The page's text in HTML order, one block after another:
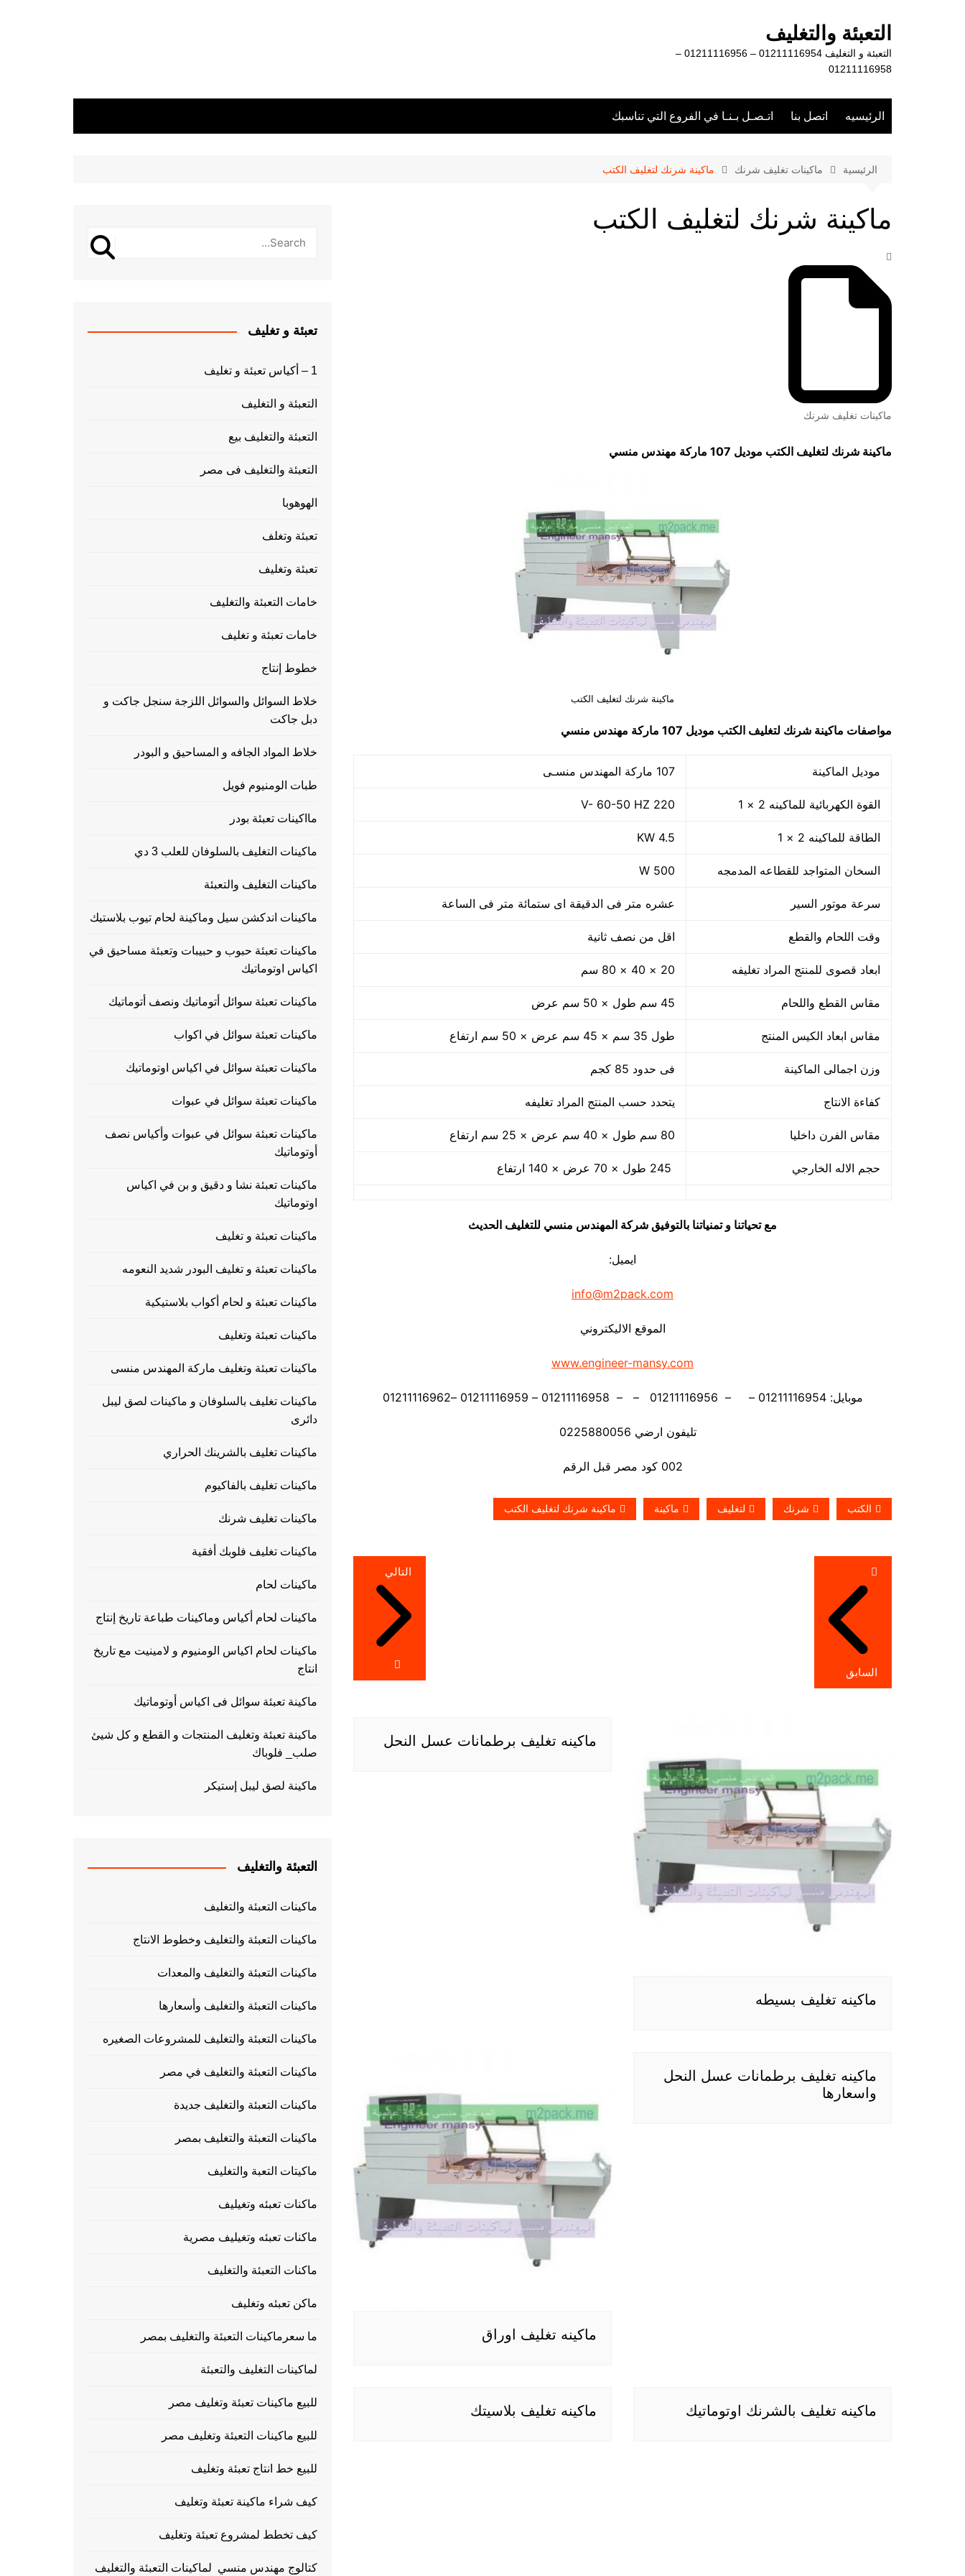
التعبئة والتغليف
التعبئة و التغليف 01211116954 – 01211116956 –
01211116958
الرئيسيه اتصل بنا اتـصـل بـنـا في الفروع التي تناسبك
الرئيسية ماكينات تغليف شرنك ماكينة شرنك لتغليف الكتب
ماكينة شرنك لتغليف الكتب
ماكينات تغليف شرنك
ماكينة شرنك لتغليف الكتب موديل 107 ماركة مهندس منسي
ماكينة شرنك لتغليف الكتب
مواصفات ماكينة شرنك لتغليف الكتب موديل 107 ماركة مهندس منسي
موديل الماكينة 107 ماركة المهندس منسـى
القوة الكهربائية للماكينه 2 × 1 220 V- 60-50 HZ
الطاقة للماكينه 2 × 1 4.5 KW
السخان المتواجد للقطاعه المدمجه 500 W
سرعة موتور السير عشره متر فى الدقيقة اى ستمائة متر فى الساعة
وقت اللحام والقطع اقل من نصف ثانية
ابعاد قصوى للمنتج المراد تغليفه 20 × 40 × 80 سم
مقاس القطع واللحام 45 سم طول × 50 سم عرض
مقاس ابعاد الكيس المنتج طول 35 سم × 45 سم عرض × 50 سم ارتفاع
وزن اجمالى الماكينة فى حدود 85 كجم
كفاءة الانتاج يتحدد حسب المنتج المراد تغليفه
مقاس الفرن داخليا 80 سم طول × 40 سم عرض × 25 سم ارتفاع
حجم الاله الخارجي
مع تحياتنا و تمنياتنا بالتوفيق شركة المهندس منسي للتغليف الحديث
ايميل:
info@m2pack.com
الموقع الاليكتروني
www.engineer-mansy.com
موبايل: 01211116954 – – 01211116956 – – 01211116958 – 01211116959 –01211116962
تليفون ارضي 0225880056
002 كود مصر قبل الرقم
الكتب شرنك لتغليف ماكينة ماكينة شرنك لتغليف الكتب
تصفّح
المقالات
السابق
التالي
ماكينه تغليف بسيطه
ماكينه تغليف برطمانات عسل النحل
ماكينه تغليف برطمانات عسل النحل
واسعارها
ماكينه تغليف اوراق
ماكينه تغليف بالشرنك اوتوماتيك ماكينه تغليف بلاسيتك
تعبئة و تغليف
1 – أكياس تعبئة و تغليف
التعبئة و التغليف
التعبئة والتغليف بيع
التعبئة والتغليف فى مصر
الهوهوبا
تعبئة وتغلف
تعبئة وتغليف
خامات التعبئة والتغليف
خامات تعبئة و تغليف
خطوط إنتاج
خلاط السوائل والسوائل اللزجة سنجل جاكت و
دبل جاكت
خلاط المواد الجافه و المساحيق و البودر
طبات الومنيوم فويل
مااكينات تعبئة بودر
ماكينات التغليف بالسلوفان للعلب 3 دي
ماكينات التغليف والتعبئة
ماكينات اندكشن سيل وماكينة لحام تيوب بلاستيك
ماكينات تعبئة حبوب و حبيبات وتعبئة مساحيق في
اكياس اوتوماتيك
ماكينات تعبئة سوائل أتوماتيك ونصف أتوماتيك
ماكينات تعبئة سوائل في اكواب
ماكينات تعبئة سوائل في اكياس اوتوماتيك
ماكينات تعبئة سوائل في عبوات
ماكينات تعبئة سوائل في عبوات وأكياس نصف
أوتوماتيك
ماكينات تعبئة نشا و دقيق و بن في اكياس
اوتوماتيك
ماكينات تعبئة و تغليف
ماكينات تعبئة و تغليف البودر شديد النعومه
ماكينات تعبئة و لحام أكواب بلاستيكية
ماكينات تعبئة وتغليف
ماكينات تعبئة وتغليف ماركة المهندس منسى
ماكينات تغليف بالسلوفان و ماكينات لصق ليبل
دائرى
ماكينات تغليف بالشرينك الحراري
ماكينات تغليف بالفاكيوم
ماكينات تغليف شرنك
ماكينات تغليف فلوبك أفقية
ماكينات لحام
ماكينات لحام أكياس وماكينات طباعة تاريخ إنتاج
ماكينات لحام اكياس الومنيوم و لامينيت مع تاريخ
انتاج
ماكينة تعبئة سوائل فى اكياس أوتوماتيك
ماكينة تعبئة وتغليف المنتجات و القطع و كل شيئ
صلب_ فلوباك
ماكينة لصق ليبل إستيكر
التعبئة والتغليف
ماكينات التعبئة والتغليف
ماكينات التعبئة والتغليف وخطوط الانتاج
ماكينات التعبئة والتغليف والمعدات
ماكينات التعبئة والتغليف وأسعارها
ماكينات التعبئة والتغليف للمشروعات الصغيره
ماكينات التعبئة والتغليف في مصر
ماكينات التعبئة والتغليف جديدة
ماكينات التعبئة والتغليف بمصر
ماكيتات التعبة والتغليف
ماكنات تعبئه وتغيليف
ماكنات تعبئه وتغيليف مصرية
ماكنات التعبئة والتغليف
ماكن تعبئه وتغليف
ما سعرماكينات التعبئة والتغليف بمصر
لماكينات التغليف والتعبئة
للبيع ماكينات تعبئة وتغليف مصر
للبيع ماكينات التعبئة وتغليف مصر
للبيع خط انتاج تعبئة وتغليف
كيف شراء ماكينة تعبئة وتغليف
كيف تخطط لمشروع تعبئة وتغليف
كتالوج مهندس منسي لماكينات التعبئة والتغليف